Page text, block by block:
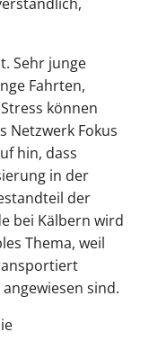
Sehr junge
Fahrten,
können
Netzwerk Fokus
hin, dass
in der
der
bei Kälbern wird
Thema, weil
sind.